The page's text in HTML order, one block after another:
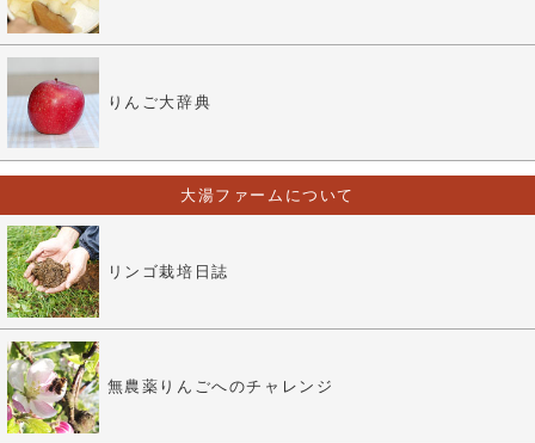
りんご大辞典
大湯ファームについて
リンゴ栽培日誌
無農薬りんごへのチャレンジ